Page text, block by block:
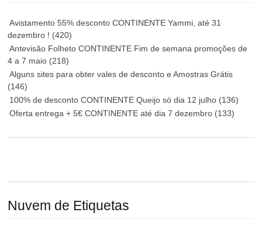
Avistamento 55% desconto CONTINENTE Yammi, até 31
dezembro ! (420)
Antevisão Folheto CONTINENTE Fim de semana promoções de
4 a 7 maio (218)
Alguns sites para obter vales de desconto e Amostras Grátis
(146)
100% de desconto CONTINENTE Queijo só dia 12 julho (136)
Oferta entrega + 5€ CONTINENTE até dia 7 dezembro (133)
Nuvem de Etiquetas